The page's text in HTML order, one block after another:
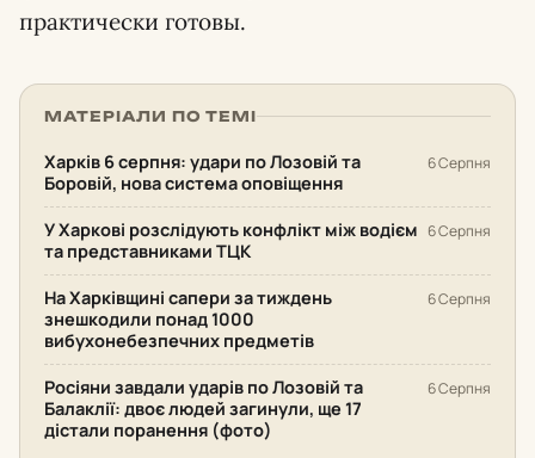
практически готовы.
МАТЕРІАЛИ ПО ТЕМІ
Харків 6 серпня: удари по Лозовій та
Боровій, нова система оповіщення
6 Серпня
У Харкові розслідують конфлікт між водієм
та представниками ТЦК
6 Серпня
На Харківщині сапери за тиждень
знешкодили понад 1000
вибухонебезпечних предметів
6 Серпня
Росіяни завдали ударів по Лозовій та
Балаклії: двоє людей загинули, ще 17
дістали поранення (фото)
6 Серпня